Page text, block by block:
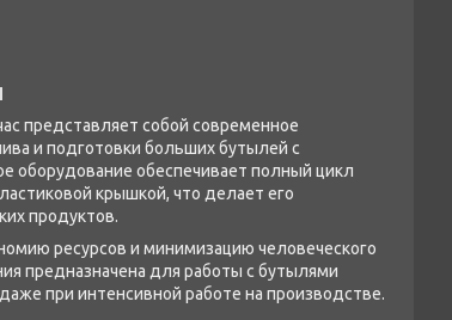
представляет собой современное
и подготовки больших бутылей с
оборудование обеспечивает полный цикл
крышкой, что делает его
продуктов.
ресурсов и минимизацию человеческого
предназначена для работы с бутылями
при интенсивной работе на производстве.